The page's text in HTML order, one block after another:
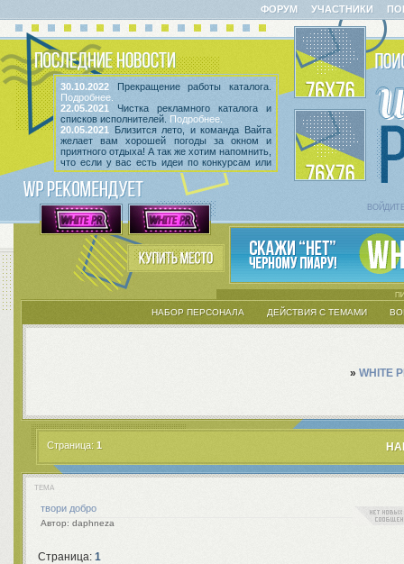
30.10.2022 Прекращение работы каталога.
Подробнее.
22.05.2021
Чистка рекламного каталога и
списков исполнителей. Подробнее.
20.05.2021
Близится лето, и команда Вайта
желает вам хорошей погоды за окном и
приятного отдыха! А так же хотим напомнить,
что если у вас есть идеи по конкурсам или
мероприятиям, вы всегда можете высказать
ихв этой теме! Так же сообщаем, что введен
срок неактивности исполнителей и их тем.
Подробнее.
НАБОР ПЕРСОНАЛА ДЕЙСТВИЯ С ТЕМАМИ
ФОРУМ УЧАСТНИКИ
» WHITE
Страница: 1
ТЕМА
твори добро
daphneza
Страница:1